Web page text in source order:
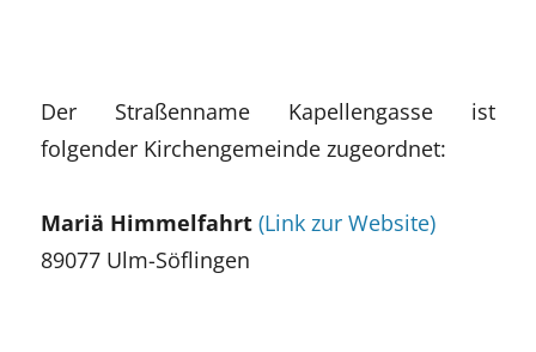
Der Straßenname Kapellengasse ist
folgender Kirchengemeinde zugeordnet:
Mariä Himmelfahrt (Link zur Website)
89077 Ulm-Söflingen